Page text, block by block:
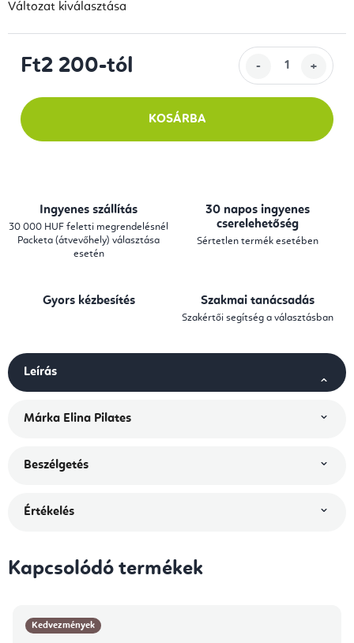
Változat kiválasztása
Ft2 200-tól
KOSÁRBA
Ingyenes szállítás
30 000 HUF feletti megrendelésnél
Packeta (átvevőhely) választása
esetén
30 napos ingyenes
cserelehetőség
Sértetlen termék esetében
Gyors kézbesítés Szakmai tanácsadás
Szakértői segítség a választásban
Leírás
Márka Elina Pilates
Beszélgetés
Értékelés
Kapcsolódó termékek
Kedvezmények